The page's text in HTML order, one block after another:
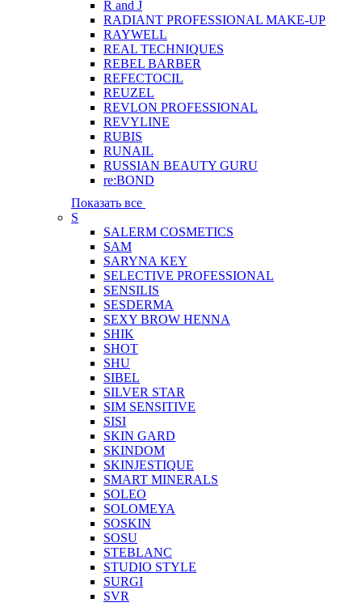
R and J
RADIANT PROFESSIONAL MAKE-UP
RAYWELL
REAL TECHNIQUES
REBEL BARBER
REFECTOCIL
REUZEL
REVLON PROFESSIONAL
REVYLINE
RUBIS
RUNAIL
RUSSIAN BEAUTY GURU
re:BOND
Показать все
S
SALERM COSMETICS
SAM
SARYNA KEY
SELECTIVE PROFESSIONAL
SENSILIS
SESDERMA
SEXY BROW HENNA
SHIK
SHOT
SHU
SIBEL
SILVER STAR
SIM SENSITIVE
SISI
SKIN GARD
SKINDOM
SKINJESTIQUE
SMART MINERALS
SOLEO
SOLOMEYA
SOSKIN
SOSU
STEBLANC
STUDIO STYLE
SURGI
SVR